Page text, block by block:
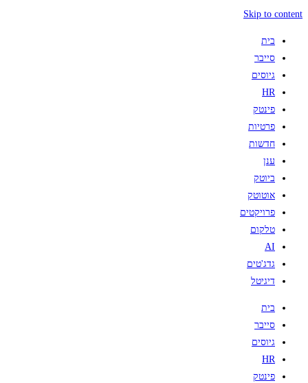
Skip to content
בית
סייבר
גיוסים
HR
פינטק
פרטיות
חדשות
ענן
ביוטק
אוטוטק
פרויקטים
טלקום
AI
גדג'טים
דיגיטל
בית
סייבר
גיוסים
HR
פינטק